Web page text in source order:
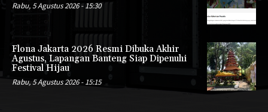
Rabu, 5 Agustus 2026 - 15:30
Flona Jakarta 2026 Resmi Dibuka Akhir
Agustus, Lapangan Banteng Siap Dipenuhi
Festival Hijau
Rabu, 5 Agustus 2026 - 15:15